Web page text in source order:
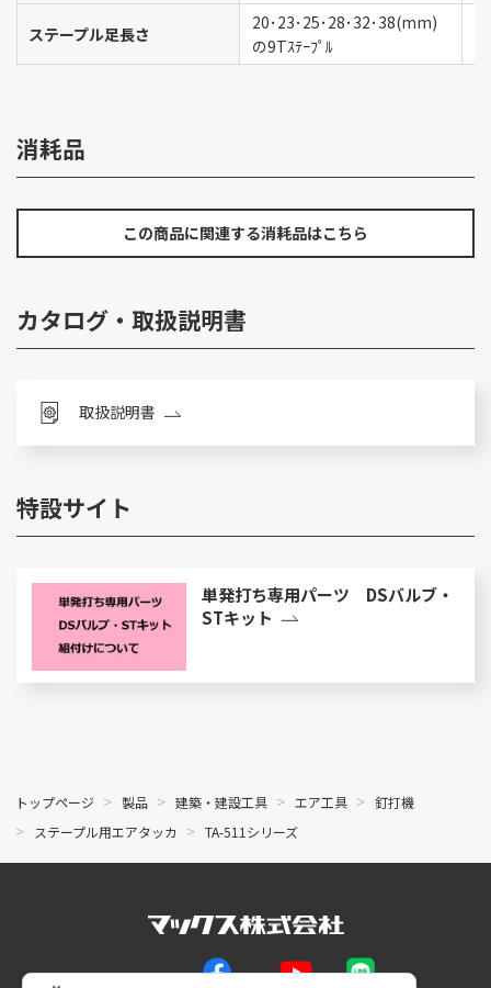
ステープル足長さ
20･23･25･28･32･38(mm)
の9Tｽﾃｰﾌﾟﾙ
消耗品
この商品に関連する消耗品はこちら
カタログ・取扱説明書
取扱説明書
特設サイト
単発打ち専用パーツ DSバルブ・
STキット
トップページ 製品 建築・建設工具 エア工具
釘打機
ステープル用エアタッカ
TA-511シリーズ